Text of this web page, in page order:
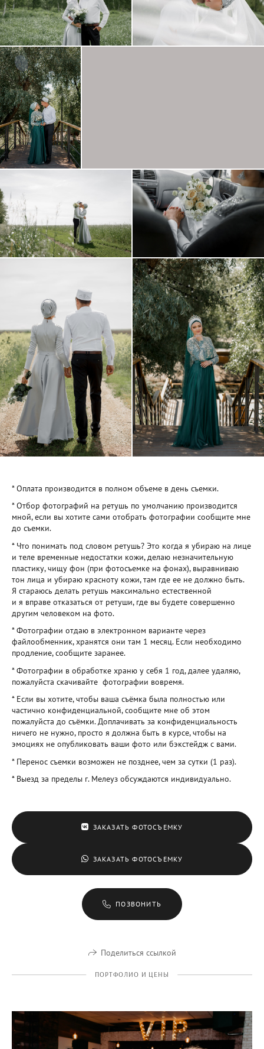
* Оплата производится в полном объеме в день съемки.
* Отбор фотографий на ретушь по умолчанию производится
мной, если вы хотите сами отобрать фотографии сообщите мне
до съемки.
* Что понимать под словом ретушь? Это когда я убираю на лице
и теле временные недостатки кожи, делаю незначительную
пластику, чищу фон (при фотосъемке на фонах), выравниваю
тон лица и убираю красноту кожи, там где ее не должно быть.
Я стараюсь делать ретушь максимально естественной
и я вправе отказаться от ретуши, где вы будете совершенно
другим человеком на фото.
* Фотографии отдаю в электронном варианте через
файлообменник, хранятся они там 1 месяц. Если необходимо
продление, сообщите заранее.
* Фотографии в обработке храню у себя 1 год, далее удаляю,
пожалуйста скачивайте фотографии вовремя.
* Если вы хотите, чтобы ваша съёмка была полностью или
частично конфиденциальной, сообщите мне об этом
пожалуйста до съёмки. Доплачивать за конфиденциальность
ничего не нужно, просто я должна быть в курсе, чтобы на
эмоциях не опубликовать ваши фото или бэкстейдж с вами.
* Перенос съемки возможен не позднее, чем за сутки (1 раз).
* Выезд за пределы г. Мелеуз обсуждаются индивидуально.
ЗАКАЗАТЬ ФОТОСЪЕМКУ
ЗАКАЗАТЬ ФОТОСЪЕМКУ
ПОЗВОНИТЬ
Поделиться ссылкой
ПОРТФОЛИО И ЦЕНЫ